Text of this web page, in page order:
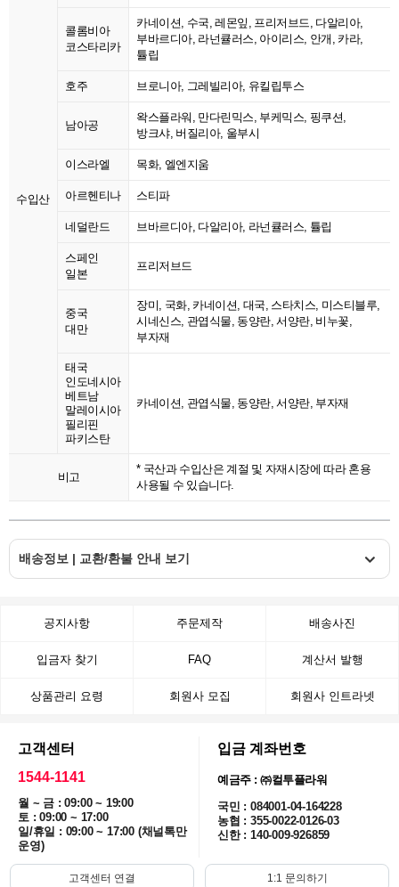
수입산
콜롬비아
코스타리카
카네이션, 수국, 레몬잎, 프리저브드, 다알리아,
부바르디아, 라넌큘러스, 아이리스, 안개, 카라,
튤립
호주 브로니아, 그레빌리아, 유킬립투스
남아공
왁스플라워, 만다린믹스, 부케믹스, 핑쿠션,
방크샤, 버질리아, 울부시
이스라엘 목화, 엘엔지움
아르헨티나 스티파
네덜란드 브바르디아, 다알리아, 라넌큘러스, 튤립
스페인
일본
프리저브드
중국
대만
장미, 국화, 카네이션, 대국, 스타치스, 미스티블루,
시네신스, 관엽식물, 동양란, 서양란, 비누꽃,
부자재
태국
인도네시아
베트남
말레이시아
필리핀
파키스탄
카네이션, 관엽식물, 동양란, 서양란, 부자재
비고
* 국산과 수입산은 계절 및 자재시장에 따라 혼용
사용될 수 있습니다.
배송정보 | 교환/환불 안내 보기
공지사항 주문제작 배송사진
입금자 찾기 FAQ 계산서 발행
상품관리 요령 회원사 모집 회원사 인트라넷
고객센터
1544-1141
월 ~ 금 : 09:00 ~ 19:00
토 : 09:00 ~ 17:00
일/휴일 : 09:00 ~ 17:00 (채널톡만
운영)
입금 계좌번호
예금주 : ㈜컬투플라워
국민 : 084001-04-164228
농협 : 355-0022-0126-03
신한 : 140-009-926859
고객센터 연결 1:1 문의하기